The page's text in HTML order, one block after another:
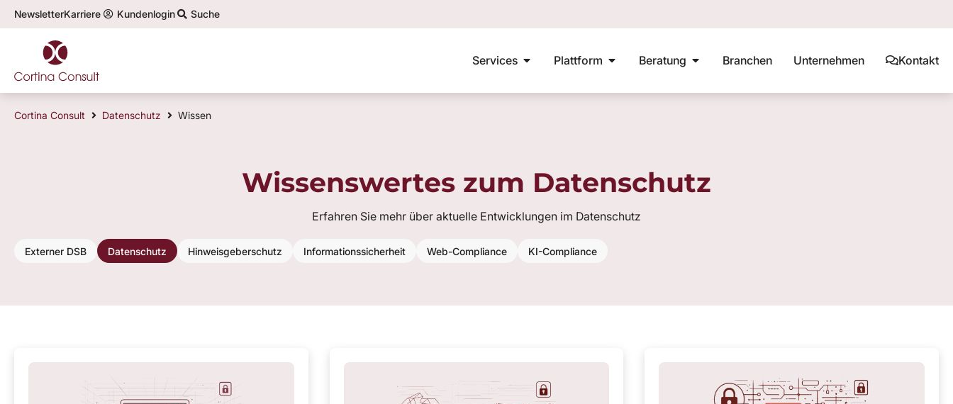
NewsletterKarriere Kundenlogin Suche
Services Plattform Beratung Branchen Unternehmen Kontakt
Top-Themen im Datenschutz:
Cortina Consult Datenschutz Wissen
Wissenswertes zum Datenschutz
Erfahren Sie mehr über aktuelle Entwicklungen im Datenschutz
Externer DSB Datenschutz Hinweisgeberschutz Informationssicherheit Web-Compliance KI-Compliance